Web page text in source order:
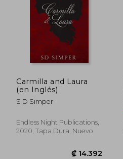
Carmilla and Laura
(en Inglés)
S D Simper
Endless Night Publications,
2020, Tapa Dura, Nuevo